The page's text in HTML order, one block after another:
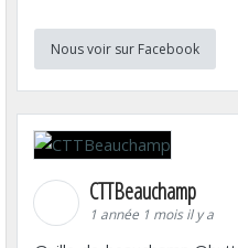
Nous voir sur Facebook
CTTBeauchamp
1 année 1 mois il y a